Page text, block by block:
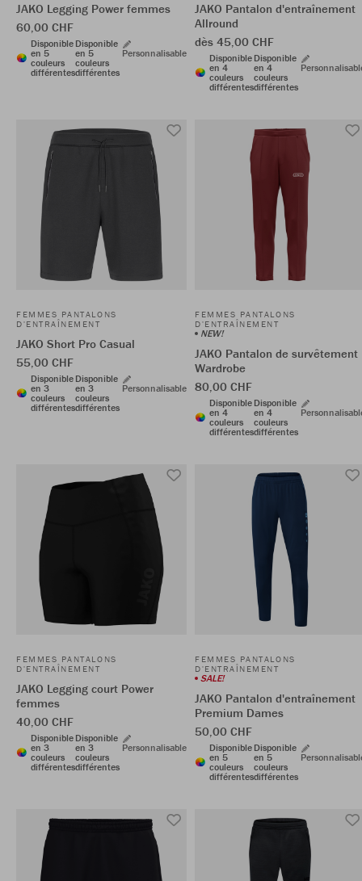
JAKO Legging Power femmes
60,00 CHF
Disponible
en 5
couleurs
différentes
Disponible
en 5
couleurs
différentes
Personnalisable
JAKO Pantalon d'entraînement
Allround
dès 45,00 CHF
Disponible
en 4
couleurs
différentes
Disponible
en 4
couleurs
différentes
FEMMES PANTALONS
D'ENTRAÎNEMENT
JAKO Short Pro Casual
55,00 CHF
Disponible
en 3
couleurs
différentes
Disponible
en 3
couleurs
différentes
Personnalisable
FEMMES PANTALONS
D'ENTRAÎNEMENT
NEW!
JAKO Pantalon de survêtement
Wardrobe
80,00 CHF
Disponible
en 4
couleurs
différentes
Disponible
en 4
couleurs
différentes
FEMMES PANTALONS
D'ENTRAÎNEMENT
JAKO Legging court Power
femmes
40,00 CHF
Disponible
en 3
couleurs
différentes
Disponible
en 3
couleurs
différentes
Personnalisable
FEMMES PANTALONS
D'ENTRAÎNEMENT
SALE!
JAKO Pantalon d'entraînement
Premium Dames
50,00 CHF
Disponible
en 5
couleurs
différentes
Disponible
en 5
couleurs
différentes